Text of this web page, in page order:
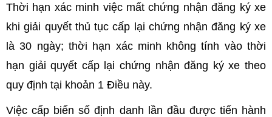
Thời hạn xác minh việc mất chứng nhận đăng ký xe
khi giải quyết thủ tục cấp lại chứng nhận đăng ký xe
là 30 ngày; thời hạn xác minh không tính vào thời
hạn giải quyết cấp lại chứng nhận đăng ký xe theo
quy định tại khoản 1 Điều này.
Việc cấp biển số định danh lần đầu được tiến hành